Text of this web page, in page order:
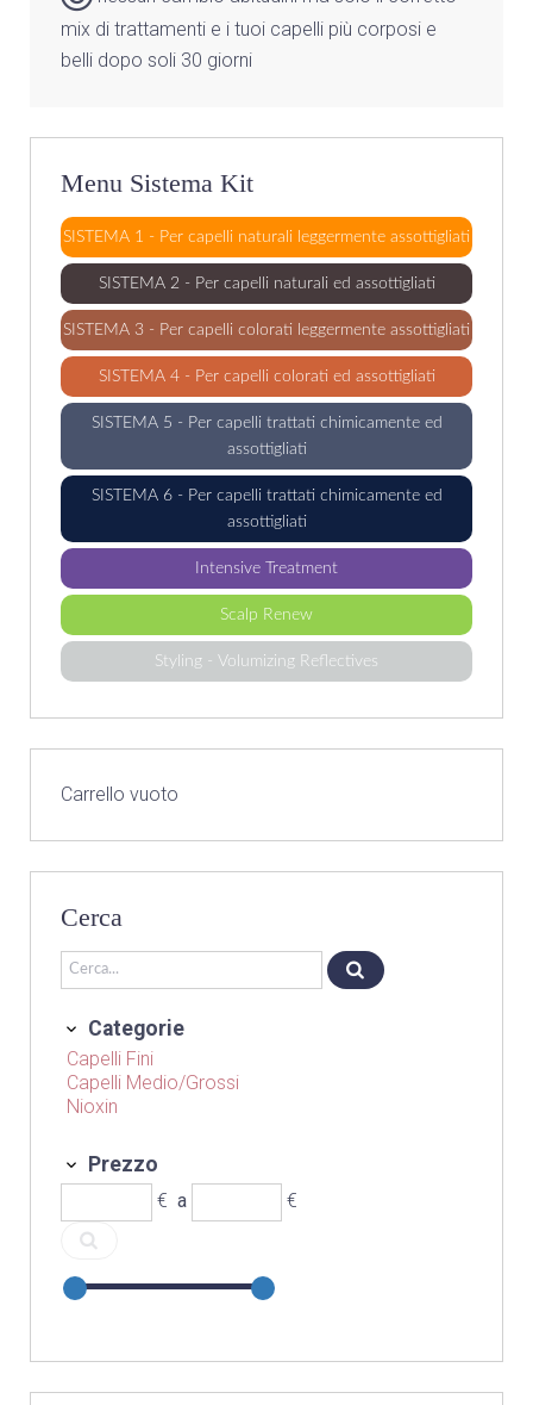
mix di trattamenti e i tuoi capelli più corposi e
belli dopo soli 30 giorni
Menu Sistema Kit
SISTEMA 1 - Per capelli naturali leggermente assottigliati
SISTEMA 2 - Per capelli naturali ed assottigliati
SISTEMA 3 - Per capelli colorati leggermente assottigliati
SISTEMA 4 - Per capelli colorati ed assottigliati
SISTEMA 5 - Per capelli trattati chimicamente ed
assottigliati
SISTEMA 6 - Per capelli trattati chimicamente ed
assottigliati
Intensive Treatment
Scalp Renew
Styling - Volumizing Reflectives
Carrello vuoto
Cerca
Categorie
Capelli Fini
Capelli Medio/Grossi
Nioxin
Prezzo
€ a €